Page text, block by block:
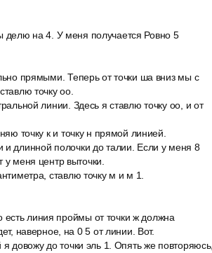
делю на 4. У меня получается Ровно 5
прямыми. Теперь от точки ша вниз мы с
точку оо.
линии. Здесь я ставлю точку оо, и от
точку к и точку н прямой линией.
и длинной полочки до талии. Если у меня 8
меня центр выточки.
ставлю точку м и м 1.
линия проймы от точки ж должна
наверное, на 0 5 от линии. Вот.
довожу до точки эль 1. Опять же повторяюсь,